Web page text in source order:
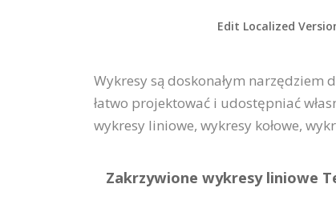
Edit Localized
Wykresy są doskonałym
łatwo projektować i udostępniać
wykresy liniowe, wykresy kołowe,
Zakrzywione wykresy liniowe